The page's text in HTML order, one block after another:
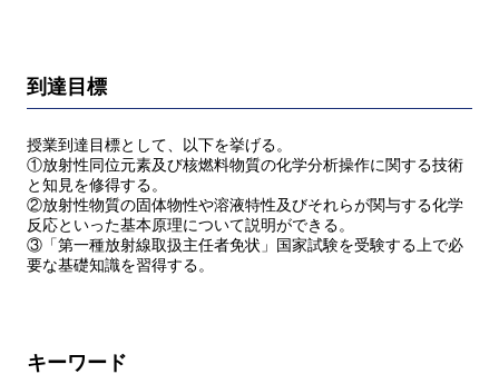
到達目標
授業到達目標として、以下を挙げる。
①放射性同位元素及び核燃料物質の化学分析操作に関する技術
と知見を修得する。
②放射性物質の固体物性や溶液特性及びそれらが関与する化学
反応といった基本原理について説明ができる。
③「第一種放射線取扱主任者免状」国家試験を受験する上で必
要な基礎知識を習得する。
キーワード